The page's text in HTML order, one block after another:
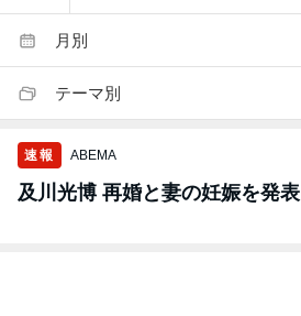
月別
テーマ別
速報 ABEMA
及川光博 再婚と妻の妊娠を発表